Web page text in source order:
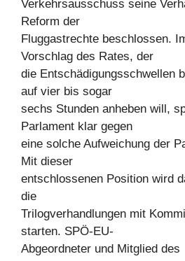
Verkehrsausschuss seine
Reform der
Fluggastrechte beschlossen.
Vorschlag des Rates, der
die Entschädigungsschwellen
auf vier bis sogar
sechs Stunden anheben will,
Parlament klar gegen
eine solche Aufweichung der
Mit dieser
entschlossenen Position wird
die
Trilogverhandlungen mit
starten. SPÖ-EU-
Abgeordneter und Mitglied des